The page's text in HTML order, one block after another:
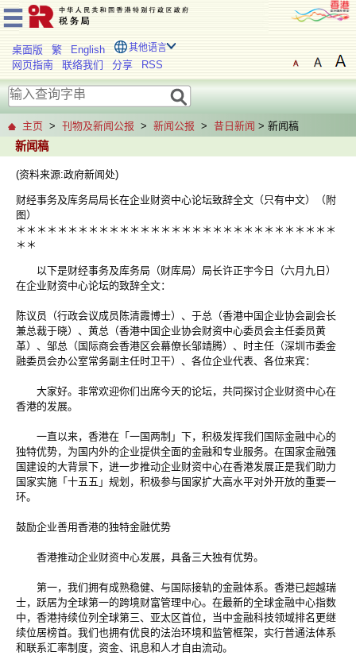
桌面版 繁 English 其他语言
网页指南 联络我们 分享 RSS
主页 > 刊物及新闻公报 > 新闻公报 > 昔日新闻 > 新闻稿
新闻稿
(资料来源:政府新闻处)
财经事务及库务局局长在企业财资中心论坛致辞全文（只有中文）（附
图）
＊＊＊＊＊＊＊＊＊＊＊＊＊＊＊＊＊＊＊＊＊＊＊＊＊＊＊＊＊＊＊
＊＊
以下是财经事务及库务局（财库局）局长许正宇今日（六月九日）
在企业财资中心论坛的致辞全文：
陈议员（行政会议成员陈清霞博士）、于总（香港中国企业协会副会长
兼总裁于晓）、黄总（香港中国企业协会财资中心委员会主任委员黄
革）、邹总（国际商会香港区会幕僚长邹靖腾）、时主任（深圳市委金
融委员会办公室常务副主任时卫干）、各位企业代表、各位来宾：
大家好。非常欢迎你们出席今天的论坛，共同探讨企业财资中心在
香港的发展。
一直以来，香港在「一国两制」下，积极发挥我们国际金融中心的
独特优势，为国内外的企业提供全面的金融和专业服务。在国家金融强
国建设的大背景下，进一步推动企业财资中心在香港发展正是我们助力
国家实施「十五五」规划，积极参与国家扩大高水平对外开放的重要一
环。
鼓励企业善用香港的独特金融优势
香港推动企业财资中心发展，具备三大独有优势。
第一，我们拥有成熟稳健、与国际接轨的金融体系。香港已超越瑞
士，跃居为全球第一的跨境财富管理中心。在最新的全球金融中心指数
中，香港持续位列全球第三、亚太区首位，当中金融科技领域排名更继
续位居榜首。我们也拥有优良的法治环境和监管框架，实行普通法体系
和联系汇率制度，资金、讯息和人才自由流动。